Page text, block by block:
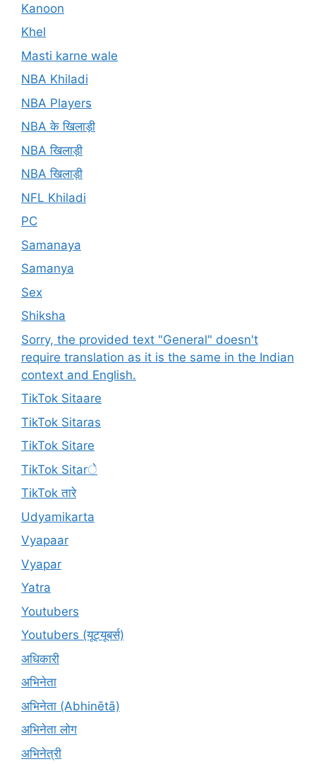
Kanoon
Khel
Masti karne wale
NBA Khiladi
NBA Players
NBA के खिलाड़ी
NBA खिलाड़ी
NBA खिलाड़ी
NFL Khiladi
PC
Samanaya
Samanya
Sex
Shiksha
Sorry, the provided text "General" doesn't
require translation as it is the same in the Indian
context and English.
TikTok Sitaare
TikTok Sitaras
TikTok Sitare
TikTok Sitarे
TikTok तारे
Udyamikarta
Vyapaar
Vyapar
Yatra
Youtubers
Youtubers (यूट्यूबर्स)
अधिकारी
अभिनेता
अभिनेता (Abhinētā)
अभिनेता लोग
अभिनेत्री